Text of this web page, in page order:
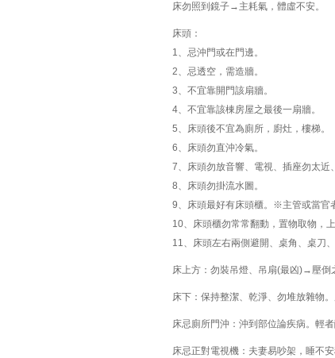
床勿照到鏡子→主耗氣，體虛不安。
床頭：
1、忌沖門或在門邊。
2、忌透空，需造牆。
3、不宜靠開門該扇牆。
4、不宜靠該棟房屋之最後一扇牆。
5、床頭後不宜為廁所，廚灶，樓梯。
6、床頭勿直沖冷氣。
7、床頭勿放音響、電視、插座勿太近
8、床頭勿掛流水圖。
9、床頭最好有床頭櫃。※主管或當官
10、床頭櫃勿常常翻動，置物取物，上
11、床頭左右兩側避開、桌角、桌刀
床上方：勿裝吊燈、吊扇(最凶)→壓倒
床下：保持整潔、乾淨、勿堆放雜物
床忌廁所門沖：沖到部位論疾病。輕
床忌正對電視機：夫妻易吵架，睡不安